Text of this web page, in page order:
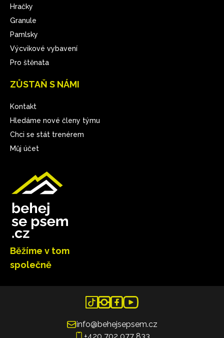
Běžíme v tom
společně
Hračky
Granule
Pamlsky
Výcvikové vybavení
Pro štěnata
ZŮSTAŇ S NÁMI
Kontakt
Hledáme nové členy týmu
Chci se stát trenérem
Můj účet
info@behejsepsem.cz